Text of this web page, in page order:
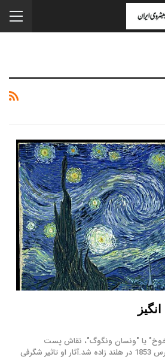
یا "ونسان ونگوگ"، نقاش پست
امپرسیونیست،در سی ام مارس 1853 در هلند زاده شد.آثار او تاثیر شگرفی